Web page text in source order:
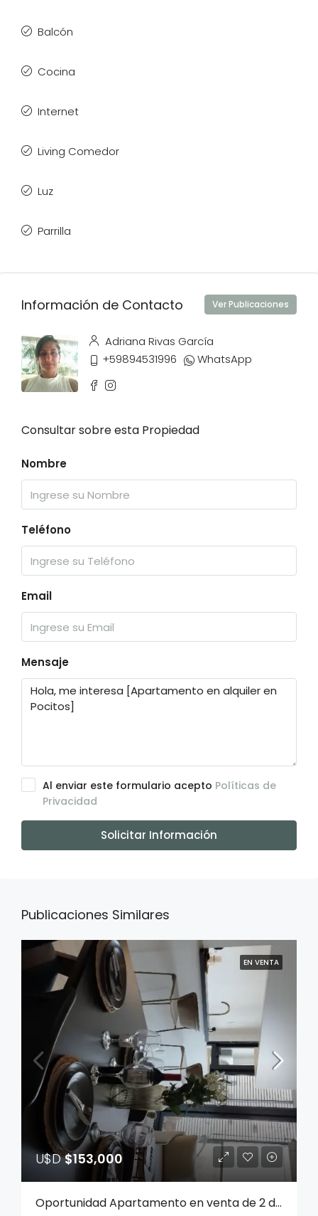
Balcón
Cocina
Internet
Living Comedor
Luz
Parrilla
Información de Contacto Ver Publicaciones
Adriana Rivas García
+59894531996
WhatsApp
Consultar sobre esta Propiedad
Nombre
Teléfono
Email
Mensaje
Al enviar este formulario acepto Políticas de
Privacidad
Solicitar Información
Publicaciones Similares
EN VENTA
U$D$153,000
Oportunidad Apartamento en venta de 2 dormitorios en Aguada